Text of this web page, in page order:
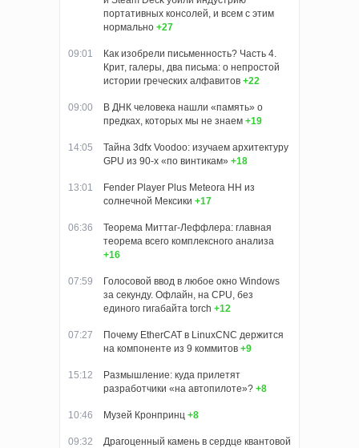
портативных консолей, и всем с этим
нормально +27
09:01
Как изобрели письменность? Часть 4.
Крит, галеры, два письма: о непростой
истории греческих алфавитов +22
09:00
В ДНК человека нашли «память» о
предках, которых мы не знаем +19
14:05
Тайна 3dfx Voodoo: изучаем архитектуру
GPU из 90-х «по винтикам» +18
13:01
Fender Player Plus Meteora HH из
солнечной Мексики +17
06:36
Теорема Миттаг-Леффлера: главная
теорема всего комплексного анализа
+16
07:59
Голосовой ввод в любое окно Windows
за секунду. Офлайн, на CPU, без
единого гигабайта torch +12
07:27
Почему EtherCAT в LinuxCNC держится
на компоненте из 9 коммитов +9
15:12
Размышление: куда прилетят
разработчики «на автопилоте»? +8
10:46 Музей Кронпринц +8
09:32 Драгоценный камень в сердце квантовой